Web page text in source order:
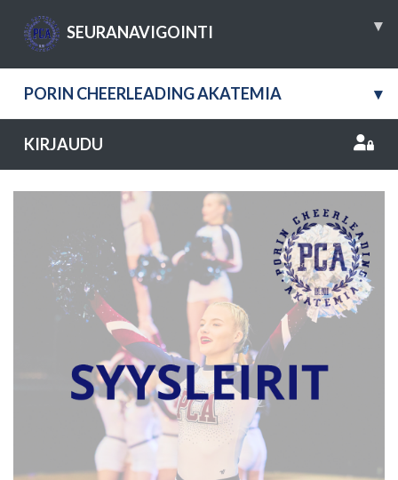
SEURANAVIGOINTI ▾
PORIN CHEERLEADING AKATEMIA ▾
KIRJAUDU